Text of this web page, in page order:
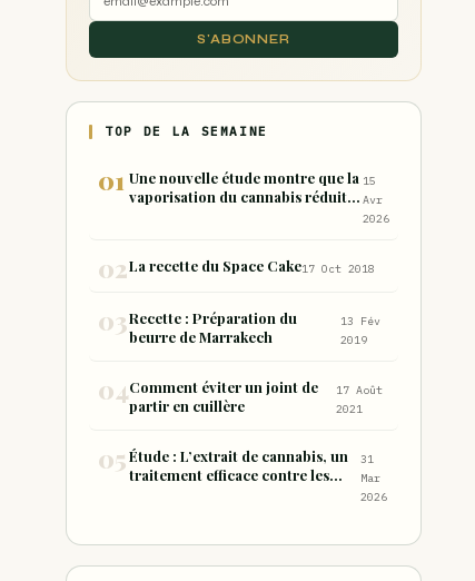
S'ABONNER
TOP DE LA SEMAINE
Une nouvelle étude montre que la
vaporisation du cannabis réduit
joint
15
Avr
2026
La recette du Space Cake17 Oct 2018
Recette : Préparation du
beurre de Marrakech
13 Fév
2019
Comment éviter un joint de
partir en cuillère
17 Août
2021
Étude : L’extrait de cannabis, un
traitement efficace contre les
31
Mar
2026